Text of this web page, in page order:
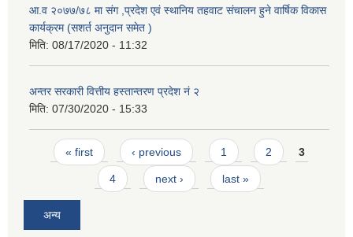
आ.व २०७७/७८ मा संग ,प्रदेश एवं स्थानिय तहवाट संचालन हुने वार्षिक विकास
कार्यक्रम (सशर्त अनुदान समेत )
मिति: 08/17/2020 - 11:32
अन्तर सरकारी वित्तीय हस्तान्तरण प्रदेश नं २
मिति: 07/30/2020 - 15:33
Pages
« first ‹ previous 1 2 3
4 next › last »
अन्य